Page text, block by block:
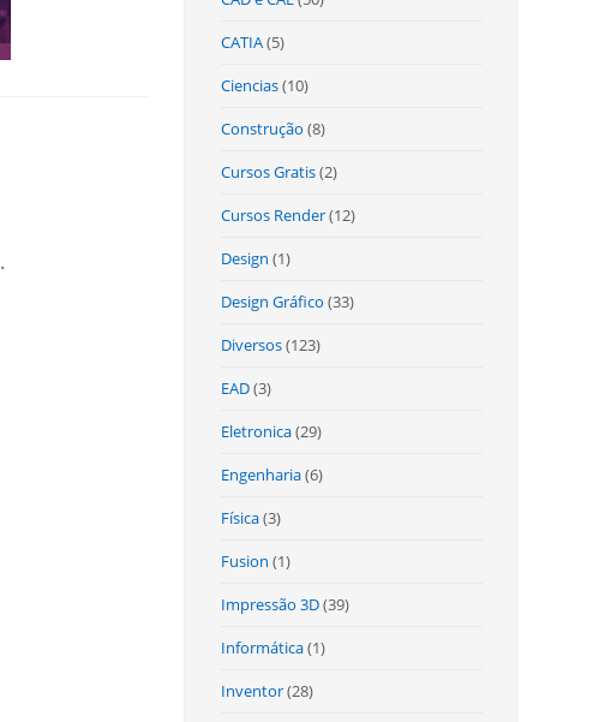
.
CATIA(5)
Ciencias(10)
Construção (8)
Cursos Gratis(2)
Cursos Render(12)
Design (1)
Design Gráfico (33)
Diversos(123)
EAD(3)
Eletronica(29)
Engenharia(6)
Física(3)
Fusion (1)
Impressão 3D(39)
Informática(1)
Inventor(28)